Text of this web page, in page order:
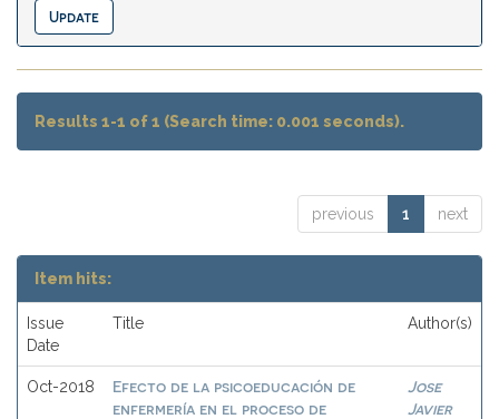
Results 1-1 of 1 (Search time: 0.001 seconds).
previous 1 next
Item hits:
Issue
Date
Title Author(s)
Oct-2018
Efecto de la psicoeducación de
enfermería en el proceso de
Jose
Javier